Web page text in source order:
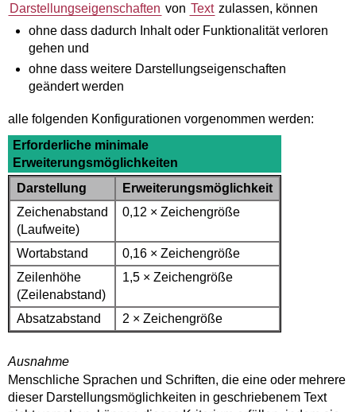
Darstellungseigenschaften von Text zulassen, können
ohne dass dadurch Inhalt oder Funktionalität verloren
gehen und
ohne dass weitere Darstellungseigenschaften
geändert werden
alle folgenden Konfigurationen vorgenommen werden:
Erforderliche minimale
Erweiterungsmöglichkeiten
Darstellung
Erweiterungsmöglichkeit
Zeichenabstand
(Laufweite)
0,12 × Zeichengröße
Wortabstand
0,16 × Zeichengröße
Zeilenhöhe
(Zeilenabstand)
1,5 × Zeichengröße
Absatzabstand 2 × Zeichengröße
Ausnahme
Menschliche Sprachen und Schriften, die eine oder mehrere
dieser Darstellungsmöglichkeiten in geschriebenem Text